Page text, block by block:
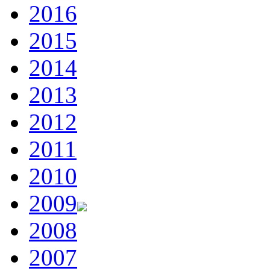
2016
2015
2014
2013
2012
2011
2010
2009
2008
2007